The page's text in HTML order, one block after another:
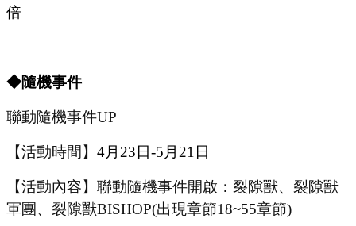
倍
◆隨機事件
聯動隨機事件UP
【活動時間】 4月 23 日-5月 21 日
【活動內容】聯動隨機事件開啟：裂隙獸、裂隙獸
軍團、裂隙獸BISHOP(出現章節18~55章節)